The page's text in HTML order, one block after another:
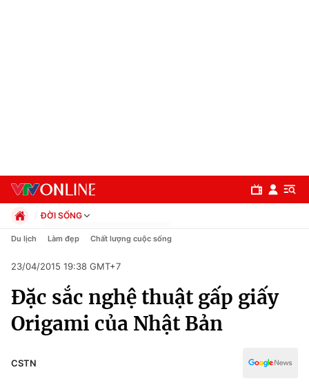
Chuyên mục
Chính trị
ĐỜI SỐNG
Chính trị
Pháp luật
Kinh tế
Thể thao
Truyền hình
Du lịch Làm đẹp Chất lượng cuộc sống
23/04/2015 19:38 GMT+7
Đặc sắc nghệ thuật gấp giấy
Origami của Nhật Bản
CSTN